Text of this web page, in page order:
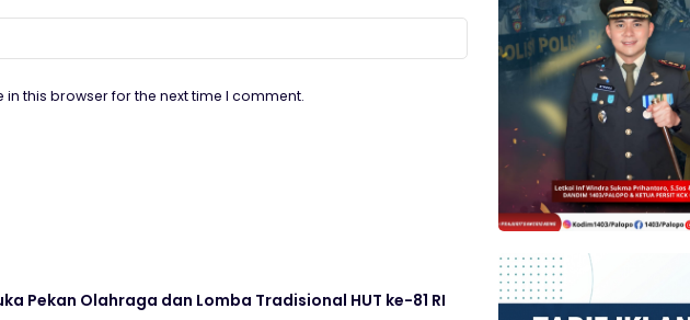
this browser for the next time I comment.
Pekan Olahraga dan Lomba Tradisional HUT ke-81 RI